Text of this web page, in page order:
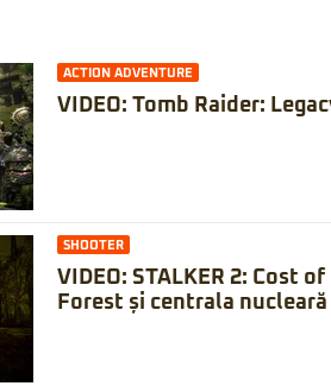
ACTION ADVENTURE
VIDEO: Tomb Raider:
SHOOTER
VIDEO: STALKER 2: Cost
Forest și centrala